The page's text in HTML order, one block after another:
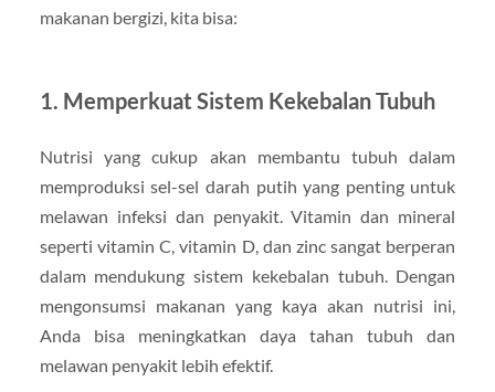
makanan bergizi, kita bisa:
1. Memperkuat Sistem Kekebalan Tubuh
Nutrisi yang cukup akan membantu tubuh dalam
memproduksi sel-sel darah putih yang penting untuk
melawan infeksi dan penyakit. Vitamin dan mineral
seperti vitamin C, vitamin D, dan zinc sangat berperan
dalam mendukung sistem kekebalan tubuh. Dengan
mengonsumsi makanan yang kaya akan nutrisi ini,
Anda bisa meningkatkan daya tahan tubuh dan
melawan penyakit lebih efektif.